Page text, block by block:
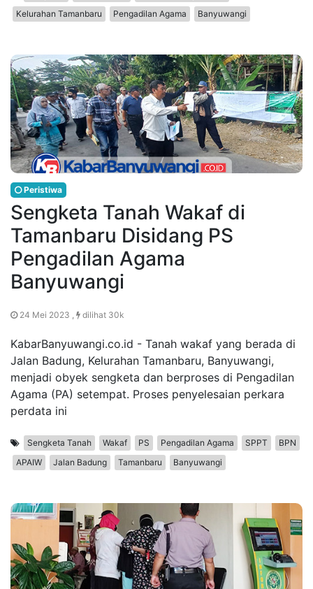
Kelurahan Tamanbaru
Pengadilan Agama Banyuwangi
Peristiwa
Sengketa Tanah Wakaf di
Tamanbaru Disidang PS
Pengadilan Agama
Banyuwangi
24 Mei 2023 , dilihat 30k
KabarBanyuwangi.co.id - Tanah wakaf yang berada di
Jalan Badung, Kelurahan Tamanbaru, Banyuwangi,
menjadi obyek sengketa dan berproses di Pengadilan
Agama (PA) setempat. Proses penyelesaian perkara
perdata ini
Sengketa Tanah Wakaf PS Pengadilan Agama SPPT
BPN
APAIW
Jalan Badung Tamanbaru Banyuwangi